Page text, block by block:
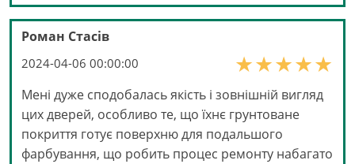
Роман Стасів
2024-04-06 00:00:00
Мені дуже сподобалась якість і зовнішній вигляд
цих дверей, особливо те, що їхнє грунтоване
покриття готує поверхню для подальшого
фарбування, що робить процес ремонту набагато